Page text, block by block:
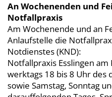
An Wochenenden und
Notfallpraxis
Am Wochenende und an
Anlaufstelle die
Notdienstes (KND):
Notfallpraxis Esslingen am
werktags 18 bis 8 Uhr des
sowie Samstag, Sonntag